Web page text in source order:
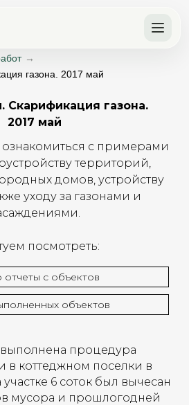
→
газона. 2017 май
отчеты с объектов
объектов
Скарификация газона.
2017 май
с примерами
территорий,
домов, устройству
уходу за газонами и
посмотреть:
процедура
в коттеджном поселки в
6 соток был вычесан
мусора и прошлогодней